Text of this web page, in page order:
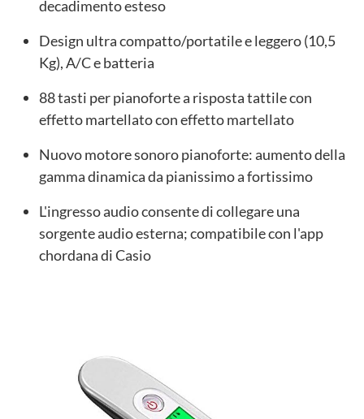
decadimento esteso
Design ultra compatto/portatile e leggero (10,5
Kg), A/C e batteria
88 tasti per pianoforte a risposta tattile con
effetto martellato con effetto martellato
Nuovo motore sonoro pianoforte: aumento della
gamma dinamica da pianissimo a fortissimo
L'ingresso audio consente di collegare una
sorgente audio esterna; compatibile con l'app
chordana di Casio